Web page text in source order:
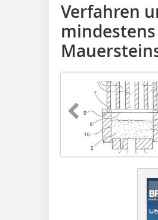
Verfahren